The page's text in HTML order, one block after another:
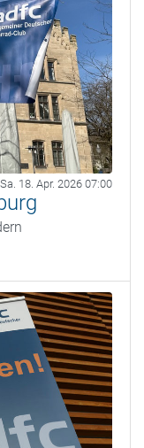
Sa. 18. Apr. 2026 07:00